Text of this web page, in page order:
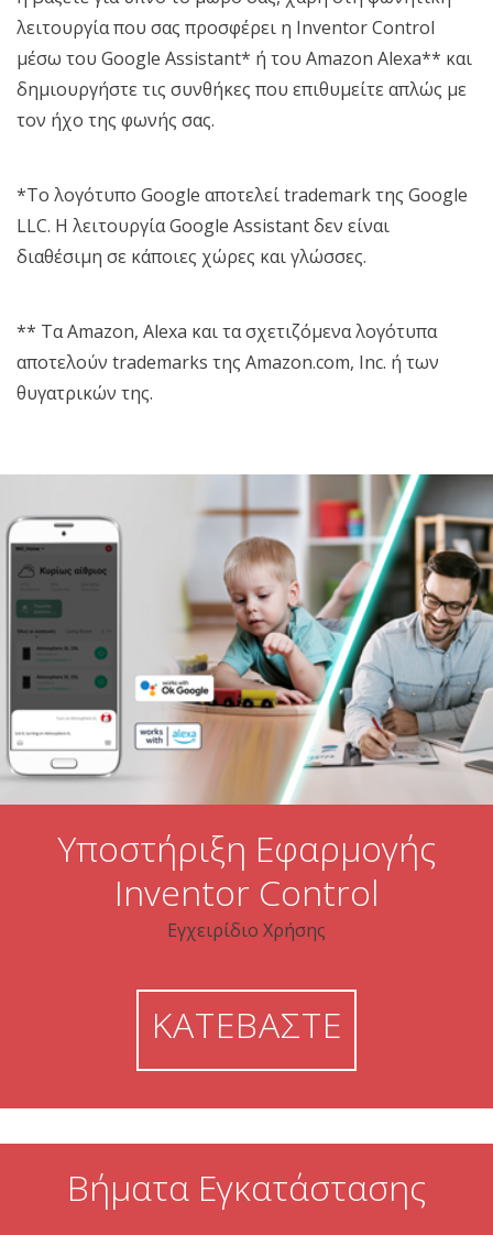
λειτουργία που σας προσφέρει η Inventor Control
μέσω του Google Assistant* ή του Amazon Alexa** και
δημιουργήστε τις συνθήκες που επιθυμείτε απλώς με
τον ήχο της φωνής σας.
*Το λογότυπο Google αποτελεί trademark της Google
LLC. Η λειτουργία Google Assistant δεν είναι
διαθέσιμη σε κάποιες χώρες και γλώσσες.
** Τα Amazon, Alexa και τα σχετιζόμενα λογότυπα
αποτελούν trademarks της Amazon.com, Inc. ή των
θυγατρικών της.
Υποστήριξη Εφαρμογής
Inventor Control
Εγχειρίδιο Χρήσης
ΚΑΤΕΒΑΣΤΕ
Βήματα Εγκατάστασης